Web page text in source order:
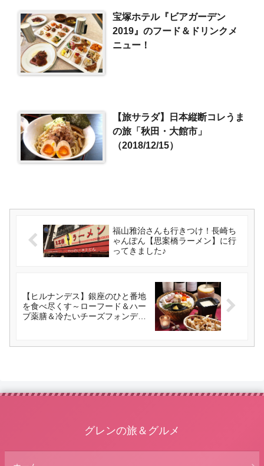
宝塚ホテル『ビアガーデン
2019』のフード＆ドリンクメ
ニュー！
【旅サラダ】日本縦断コレうま
の旅「秋田・大館市」
（2018/12/15）
福山雅治さんも行きつけ！長崎ち
ゃんぽん【思案橋ラーメン】に行
ってきました♪
【ヒルナンデス】銀座のひと番地
を食べ尽くす～ローフード＆ハー
ブ薬膳＆冷たいチーズフォンデュ
グレンの旅＆グルメ